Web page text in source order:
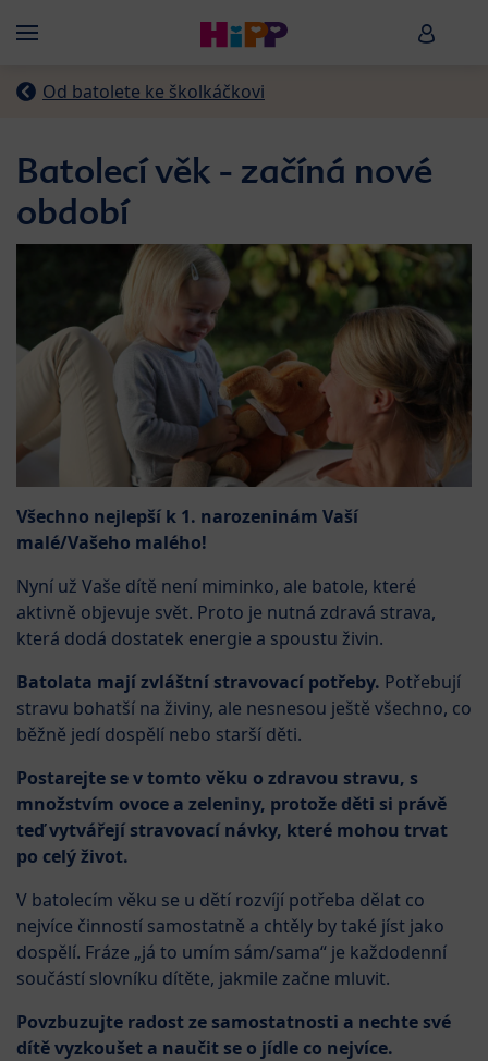
Menü HiPP
Od batolete ke školkáčkovi
Batolecí věk - začíná nové
období
Všechno nejlepší k 1. narozeninám Vaší
malé/Vašeho malého!
Nyní už Vaše dítě není miminko, ale batole, které
aktivně objevuje svět. Proto je nutná zdravá strava,
která dodá dostatek energie a spoustu živin.
Batolata mají zvláštní stravovací potřeby. Potřebují
stravu bohatší na živiny, ale nesnesou ještě všechno, co
běžně jedí dospělí nebo starší děti.
Postarejte se v tomto věku o zdravou stravu, s
množstvím ovoce a zeleniny, protože děti si právě
teď vytvářejí stravovací návky, které mohou trvat
po celý život.
V batolecím věku se u dětí rozvíjí potřeba dělat co
nejvíce činností samostatně a chtěly by také jíst jako
dospělí. Fráze „já to umím sám/sama“ je každodenní
součástí slovníku dítěte, jakmile začne mluvit.
Povzbuzujte radost ze samostatnosti a nechte své
dítě vyzkoušet a naučit se o jídle co nejvíce.